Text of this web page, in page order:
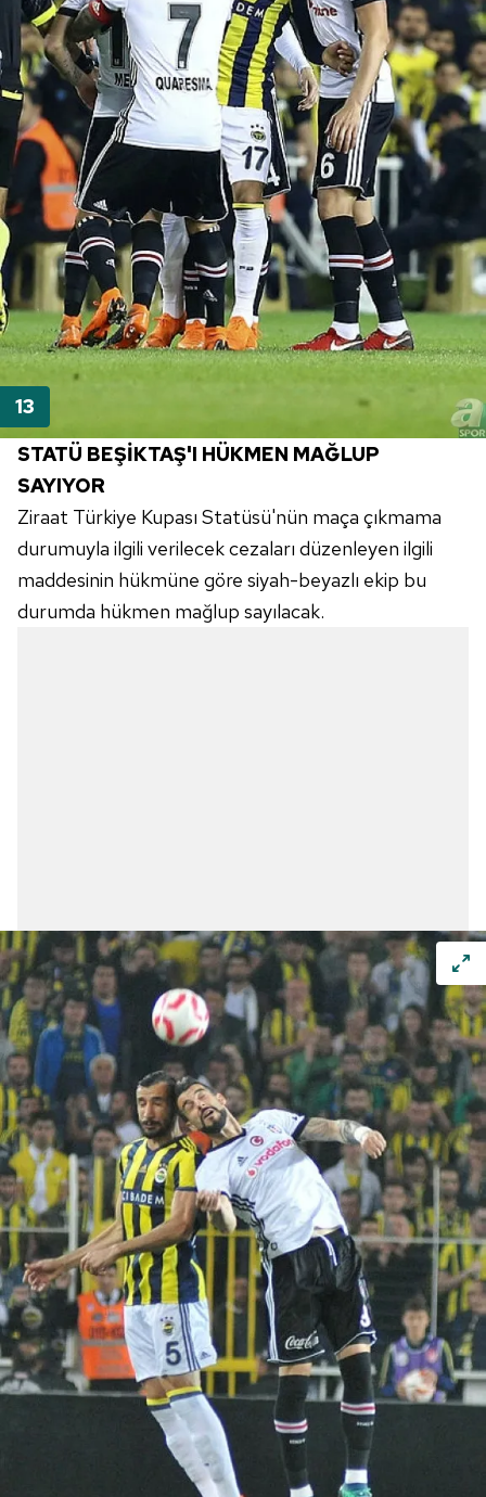
reklam/pazarlama faaliyetlerinin yapılması, amaçlarıyla
sınırlı olarak açık rızanız dahilinde kullanılacaktır.
Çerezlere ilişkin tercihlerinizi aşağıda yer alan panel
vasıtasıyla belirleyebilirsiniz. Çerezlere ilişkin detaylı bilgi
için Ayarlar butonuna tıklayabilir,Çerez Bilgilendirme
Metnimizi
ziyaret edebilirsiniz.
6698 sayılı Kişisel Verilerin Korunması Kanunu uyarınca
hazırlanmış Aydınlatma Metnimizi okumak ve sitemizde
ilgili mevzuata uygun olarak kullanılan çerezlerle ilgili bilgi
almak için lütfentıklayınız .
STATÜ BEŞİKTAŞ'I HÜKMEN MAĞLUP
SAYIYOR
Ziraat Türkiye Kupası Statüsü'nün maça çıkmama
durumuyla ilgili verilecek cezaları düzenleyen ilgili
maddesinin hükmüne göre siyah-beyazlı ekip bu
durumda hükmen mağlup sayılacak.